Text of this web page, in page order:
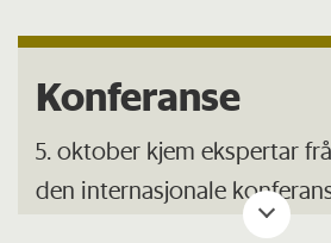
Konferanse
5. oktober kjem ekspertar
den internasjonale